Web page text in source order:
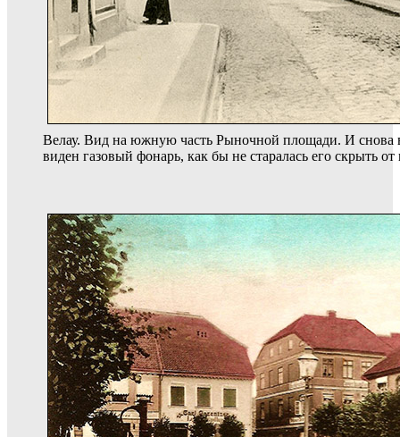
Велау. Вид на южную часть Рыночной площади. И снова
виден газовый фонарь, как бы не старалась его скрыть